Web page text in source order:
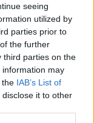
seeing
utilized by
parties prior to
the further
third parties on the
information may
the IAB’s List of
it to other